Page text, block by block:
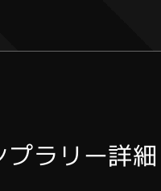
プラリー詳細